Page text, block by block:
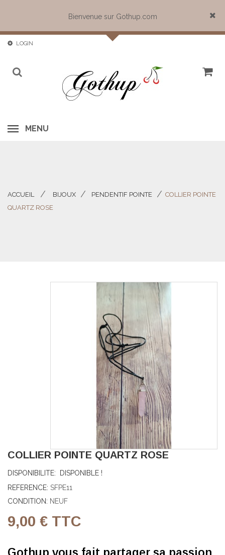
Bienvenue sur Gothup.com
Close
LOGIN
MENU
ACCUEIL
>
BIJOUX
PENDENTIF POINTE
COLLIER POINTE
QUARTZ ROSE
COLLIER POINTE QUARTZ ROSE
DISPONIBILITE:
DISPONIBLE !
REFERENCE: SFPE11
CONDITION: NEUF
9,00 € TTC